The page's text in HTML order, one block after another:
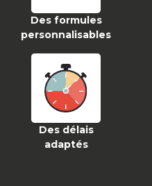
Des formules
personnalisables
Des délais
adaptés